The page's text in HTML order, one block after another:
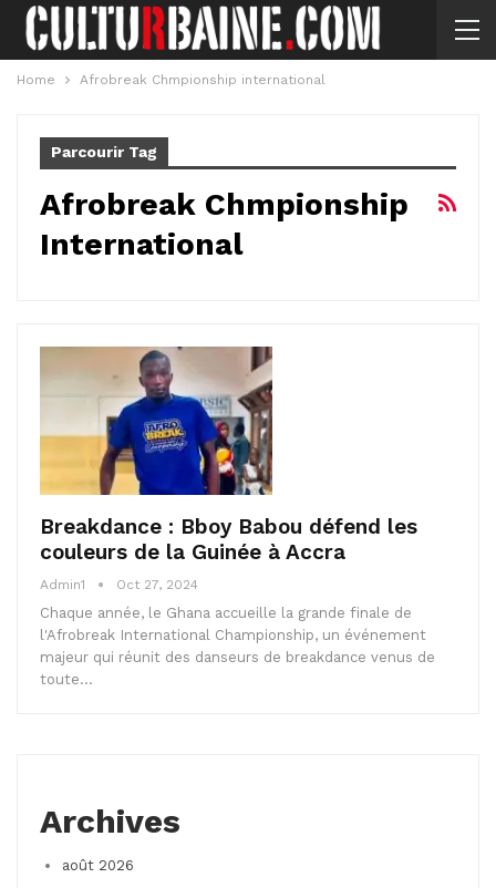
Home Afrobreak Chmpionship international
Parcourir Tag
Afrobreak Chmpionship
International
Breakdance : Bboy Babou défend les
couleurs de la Guinée à Accra
Admin1 Oct 27, 2024
Chaque année, le Ghana accueille la grande finale de
l'Afrobreak International Championship, un événement
majeur qui réunit des danseurs de breakdance venus de
toute…
Archives
août 2026